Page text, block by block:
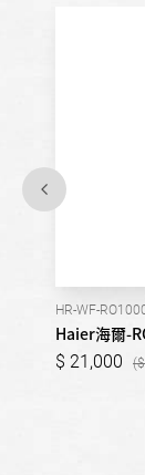
HR-WF-
Haier海爾-
21,000